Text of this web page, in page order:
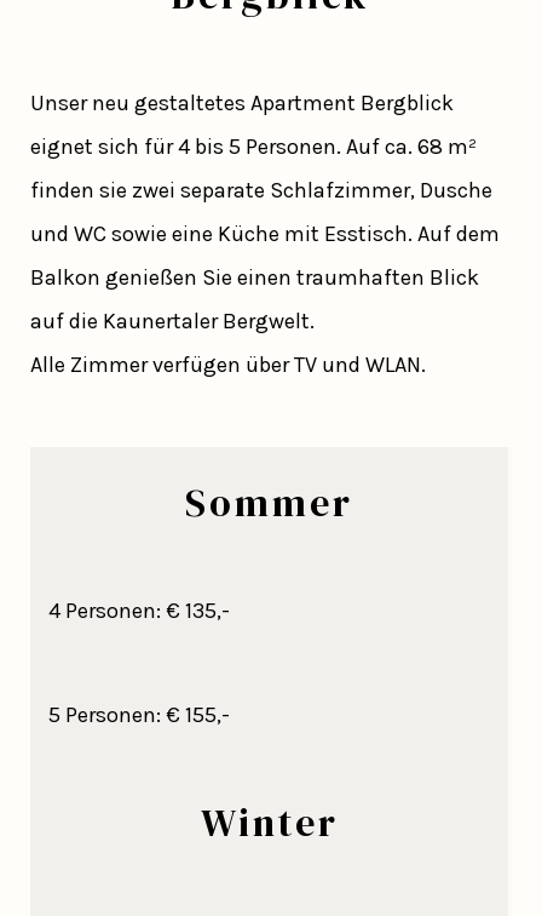
Unser neu gestaltetes Apartment Bergblick
eignet sich für 4 bis 5 Personen. Auf ca. 68 m²
finden sie zwei separate Schlafzimmer, Dusche
und WC sowie eine Küche mit Esstisch. Auf dem
Balkon genießen Sie einen traumhaften Blick
auf die Kaunertaler Bergwelt.
Alle Zimmer verfügen über TV und WLAN.
Sommer
4 Personen: € 135,-
5 Personen: € 155,-
Winter